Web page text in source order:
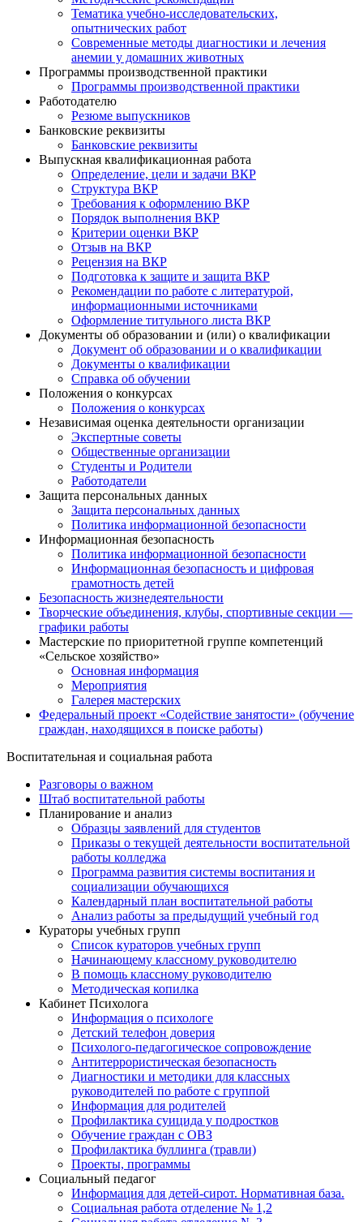
Тематика учебно-исследовательских,
опытнических работ
Современные методы диагностики и лечения
анемии у домашних животных
Программы производственной практики
Программы производственной практики
Работодателю
Резюме выпускников
Банковские реквизиты
Банковские реквизиты
Выпускная квалификационная работа
Определение, цели и задачи ВКР
Структура ВКР
Требования к оформлению ВКР
Порядок выполнения ВКР
Критерии оценки ВКР
Отзыв на ВКР
Рецензия на ВКР
Подготовка к защите и защита ВКР
Рекомендации по работе с литературой,
информационными источниками
Оформление титульного листа ВКР
Документы об образовании и (или) о квалификации
Документ об образовании и о квалификации
Документы о квалификации
Справка об обучении
Положения о конкурсах
Положения о конкурсах
Независимая оценка деятельности организации
Экспертные советы
Общественные организации
Студенты и Родители
Работодатели
Защита персональных данных
Защита персональных данных
Политика информационной безопасности
Информационная безопасность
Политика информационной безопасности
Информационная безопасность и цифровая
грамотность детей
Безопасность жизнедеятельности
Творческие объединения, клубы, спортивные секции —
графики работы
Мастерские по приоритетной группе компетенций
«Сельское хозяйство»
Основная информация
Мероприятия
Галерея мастерских
Федеральный проект «Содействие занятости» (обучение
граждан, находящихся в поиске работы)
Воспитательная и социальная работа
Разговоры о важном
Штаб воспитательной работы
Планирование и анализ
Образцы заявлений для студентов
Приказы о текущей деятельности воспитательной
работы колледжа
Программа развития системы воспитания и
социализации обучающихся
Календарный план воспитательной работы
Анализ работы за предыдущий учебный год
Кураторы учебных групп
Список кураторов учебных групп
Начинающему классному руководителю
В помощь классному руководителю
Методическая копилка
Кабинет Психолога
Информация о психологе
Детский телефон доверия
Психолого-педагогическое сопровождение
Антитеррористическая безопасность
Диагностики и методики для классных
руководителей по работе с группой
Информация для родителей
Профилактика суицида у подростков
Обучение граждан с ОВЗ
Профилактика буллинга (травли)
Проекты, программы
Социальный педагог
Информация для детей-сирот. Нормативная база.
Социальная работа отделение № 1,2